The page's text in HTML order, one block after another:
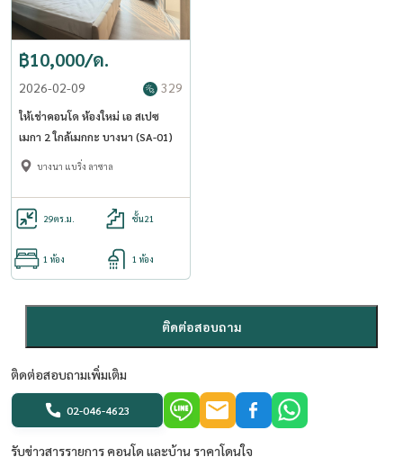
฿10,000/ด.
2026-02-09 329
ให้เช่าคอนโด ห้องใหม่ เอ สเปซ
เมกา 2 ใกล้เมกกะ บางนา (SA-01)
บางนา แบริ่ง ลาซาล
29ตร.ม. ชั้น21
1 ห้อง 1 ห้อง
ติดต่อสอบถาม
ติดต่อสอบถามเพิ่มเติม
02-046-4623
รับข่าวสารรายการ คอนโด และบ้าน ราคาโดนใจ